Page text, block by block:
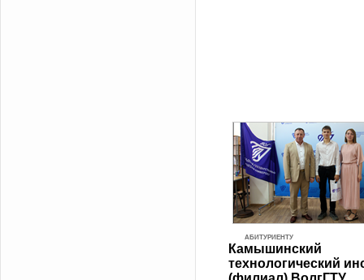
АБИТУРИЕНТУ
Камышинский
технологический